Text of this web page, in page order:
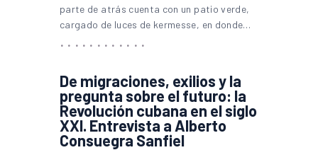
parte de atrás cuenta con un patio verde,
cargado de luces de kermesse, en donde…
De migraciones, exilios y la
pregunta sobre el futuro: la
Revolución cubana en el siglo
XXI. Entrevista a Alberto
Consuegra Sanfiel